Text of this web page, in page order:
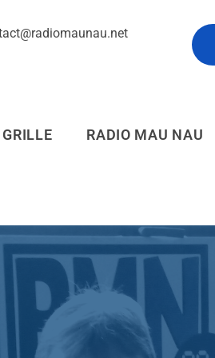
GRILLE RADIO MAU NAU